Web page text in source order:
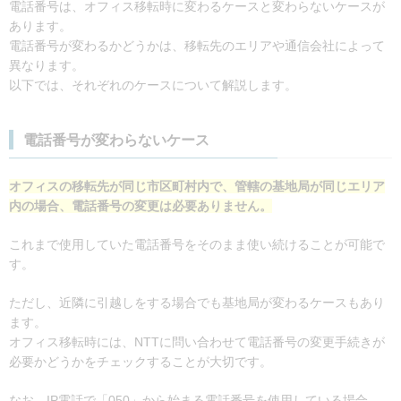
電話番号は、オフィス移転時に変わるケースと変わらないケースが
あります。
電話番号が変わるかどうかは、移転先のエリアや通信会社によって
異なります。
以下では、それぞれのケースについて解説します。
電話番号が変わらないケース
オフィスの移転先が同じ市区町村内で、管轄の基地局が同じエリア
内の場合、電話番号の変更は必要ありません。
これまで使用していた電話番号をそのまま使い続けることが可能で
す。
ただし、近隣に引越しをする場合でも基地局が変わるケースもあり
ます。
オフィス移転時には、NTTに問い合わせて電話番号の変更手続きが
必要かどうかをチェックすることが大切です。